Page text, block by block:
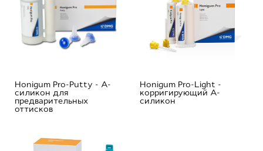
Honigum Pro-Putty - А-
силикон для
предварительных
оттисков
Honigum Pro-Light -
корригирующий A-
силикон